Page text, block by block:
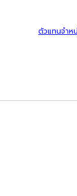
ตัวแทนจำห